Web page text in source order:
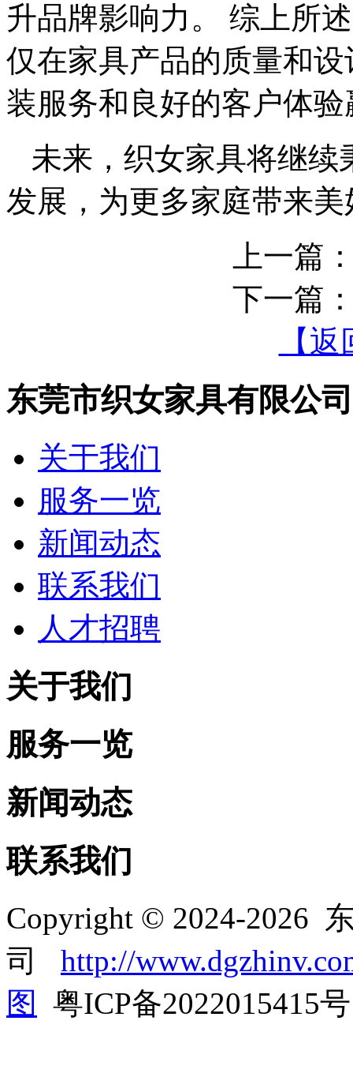
升品牌影响力。 综上所
仅在家具产品的质量和
装服务和良好的客户体
未来，织女家具将继
发展，为更多家庭带来
上一篇
下一篇
【
东莞市织女家具有限公司
关于我们
服务一览
新闻动态
联系我们
人才招聘
关于我们
服务一览
新闻动态
联系我们
Copyright © 2024-2026
司 http://
图
粤ICP备2022015415号